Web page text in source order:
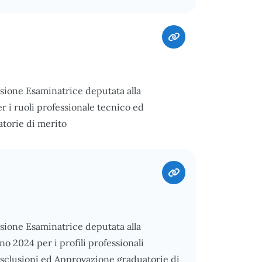
Esaminatrice deputata alla
i ruoli professionale tecnico ed
di merito
Esaminatrice deputata alla
2024 per i profili professionali
ed Approvazione graduatorie di